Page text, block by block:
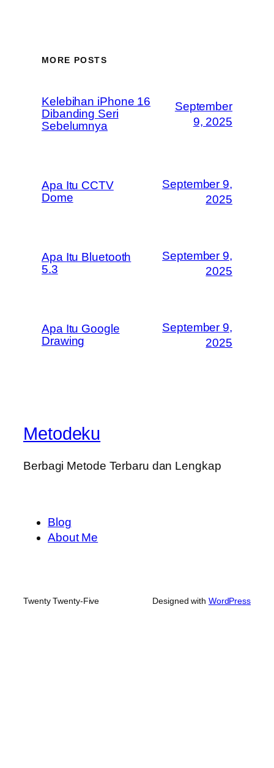
MORE POSTS
Kelebihan iPhone 16
Dibanding Seri
Sebelumnya
September
9, 2025
Apa Itu CCTV
Dome
September 9,
2025
Apa Itu Bluetooth
5.3
September 9,
2025
Apa Itu Google
Drawing
September 9,
2025
Metodeku
Berbagi Metode Terbaru dan Lengkap
Blog
About Me
Twenty Twenty-Five Designed with WordPress